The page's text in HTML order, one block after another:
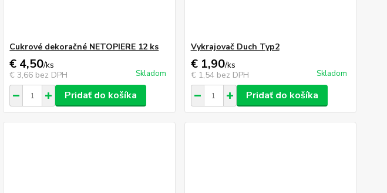
Cukrové dekoračné NETOPIERE 12 ks
€ 4,50/ks
€ 3,66 bez DPH Skladom
Pridať do košíka
Vykrajovač Duch Typ2
€ 1,90/ks
€ 1,54 bez DPH Skladom
Pridať do košíka